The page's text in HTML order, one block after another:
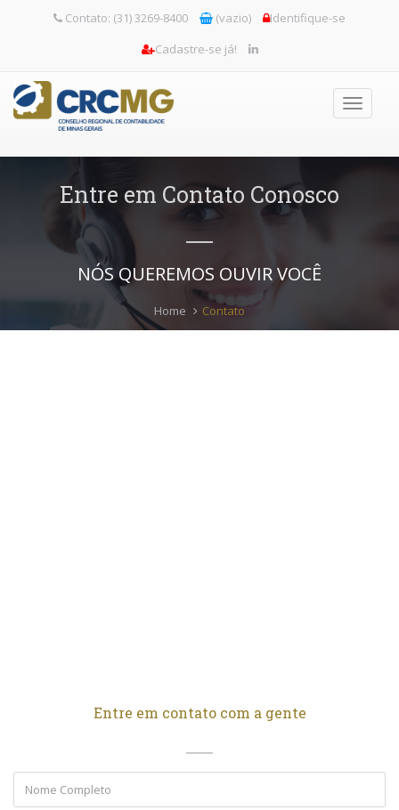
Contato: (31) 3269-8400 (vazio)
Identifique-se
Cadastre-se já!
Toggle
Entre em Contato Conosco
NÓS QUEREMOS OUVIR VOCÊ
Home Contato
Entre em contato com a gente